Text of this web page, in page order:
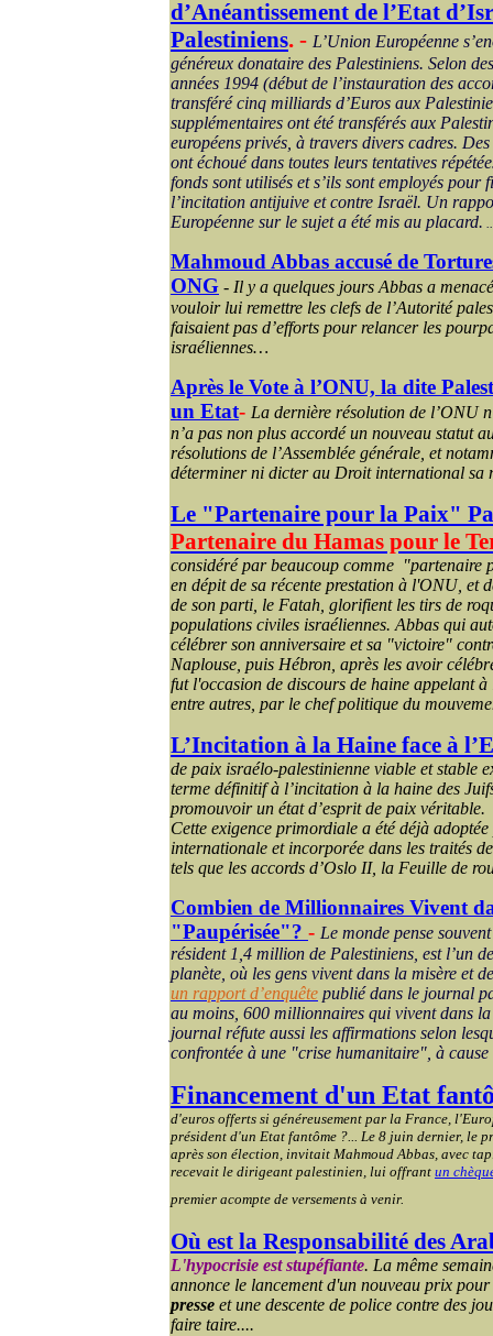
d’Anéantissement de l’Etat
Palestiniens. - L’Union Européenne
généreux donataire des Palestiniens. Selon
années 1994 (début de l’instauration des
transféré cinq milliards d’Euros aux
supplémentaires ont été transférés aux
européens privés, à travers divers cadres.
ont échoué dans toutes leurs tentatives
fonds sont utilisés et s’ils sont employés pour
l’incitation antijuive et contre Israël. Un
Européenne sur le sujet a été mis au placard. ..
Mahmoud Abbas accusé de
ONG - Il y a quelques jours Abbas a
vouloir lui remettre les clefs de l’Autorité
faisaient pas d’efforts pour relancer les
israéliennes…
Après le Vote à l’ONU, la dite
un Etat- La dernière résolution de l’ONU
n’a pas non plus accordé un nouveau statut
résolutions de l’Assemblée générale, et
déterminer ni dicter au Droit international sa
Le "Partenaire pour la Paix"
Partenaire du Hamas pour le
considéré par beaucoup comme "partenaire
en dépit de sa récente prestation à l'ONU, et
de son parti, le Fatah, glorifient les tirs de
populations civiles israéliennes. Abbas qui
célébrer son anniversaire et sa "victoire"
Naplouse, puis Hébron, après les avoir
fut l'occasion de discours de haine appelant
entre autres, par le chef politique du
L’Incitation à la Haine face à
de paix israélo-palestinienne viable et stable
terme définitif à l’incitation à la haine des
promouvoir un état d’esprit de paix véritable.
Cette exigence primordiale a été déjà
internationale et incorporée dans les traités
tels que les accords d’Oslo II, la Feuille de
Combien de Millionnaires Vivent
"Paupérisée"? - Le monde pense
résident 1,4 million de Palestiniens, est l’un
planète, où les gens vivent dans la misère et
un rapport d’enquête publié dans le journal
au moins, 600 millionnaires qui vivent dans
journal réfute aussi les affirmations selon
confrontée à une "crise humanitaire", à
Financement d'un Etat
d'euros offerts si généreusement par la France,
président d'un Etat fantôme ?... Le 8 juin dernier, le
après son élection, invitait Mahmoud Abbas, avec
recevait le dirigeant palestinien, lui offrant un
premier acompte de versements à venir.
Où est la Responsabilité des
L'hypocrisie est stupéfiante. La même
annonce le lancement d'un nouveau prix
presse et une descente de police contre des
faire taire....